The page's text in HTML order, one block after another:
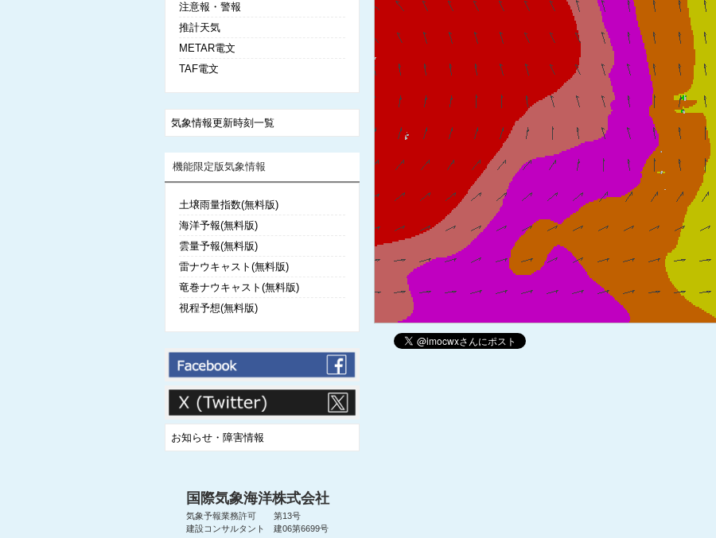
注意報・警報
推計天気
METAR電文
TAF電文
気象情報更新時刻一覧
機能限定版気象情報
土壌雨量指数(無料版)
海洋予報(無料版)
雲量予報(無料版)
雷ナウキャスト(無料版)
竜巻ナウキャスト(無料版)
視程予想(無料版)
お知らせ・障害情報
国際気象海洋株式会社
気象予報業務許可 第13号
建設コンサルタント 建06第6699号